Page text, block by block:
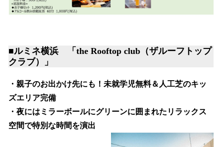
■ルミネ横浜 「the Rooftop club（ザルーフトップ
クラブ）」
・親子のお出かけ先にも！未就学児無料＆人工芝のキッ
ズエリア完備
・夜にはミラーボールにグリーンに囲まれたリラックス
空間で特別な時間を演出